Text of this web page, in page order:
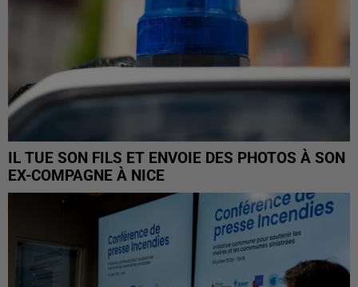
IL TUE SON FILS ET ENVOIE DES PHOTOS À SON
EX-COMPAGNE À NICE